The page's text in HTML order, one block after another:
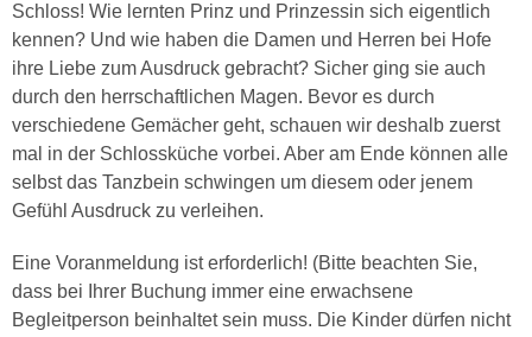
Schloss! Wie lernten Prinz und Prinzessin sich eigentlich
kennen? Und wie haben die Damen und Herren bei Hofe
ihre Liebe zum Ausdruck gebracht? Sicher ging sie auch
durch den herrschaftlichen Magen. Bevor es durch
verschiedene Gemächer geht, schauen wir deshalb zuerst
mal in der Schlossküche vorbei. Aber am Ende können alle
selbst das Tanzbein schwingen um diesem oder jenem
Gefühl Ausdruck zu verleihen.
Eine Voranmeldung ist erforderlich! (Bitte beachten Sie,
dass bei Ihrer Buchung immer eine erwachsene
Begleitperson beinhaltet sein muss. Die Kinder dürfen nicht